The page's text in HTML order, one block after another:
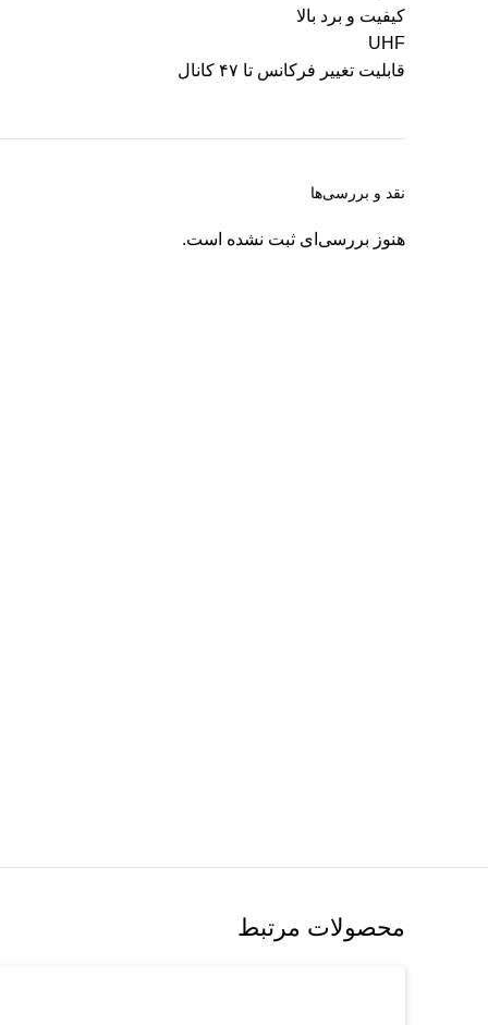
کیفیت و برد بالا
UHF
قابلیت تغییر فرکانس تا ۴۷ کانال
نقد و بررسی‌ها
هنوز بررسی‌ای ثبت نشده است.
محصولات مرتبط